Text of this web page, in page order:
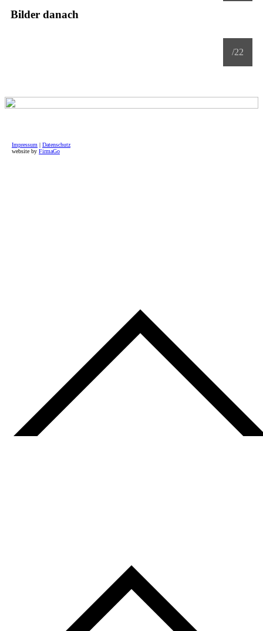
Bilder danach
/22
Impressum | Datenschutz
website by FirmaGo